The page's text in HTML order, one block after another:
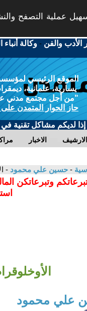
عملية التصفح
الأدب والفن -وكالة أنباء
الموقع الرئيسي
يسارية، علمانية،
"من أجل مجتمع مدني
حاز الحوار المتمدن على
إذا لديكم مشاكل تقنية في
الاخبار
- حسين علي محمود -
وتبرعاتكن
علي محمود